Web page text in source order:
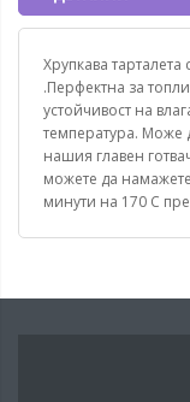
Хрупкава
.Перфектна за
устойчивост на
температура. Може
нашия главен
можете да
минути на 170 С